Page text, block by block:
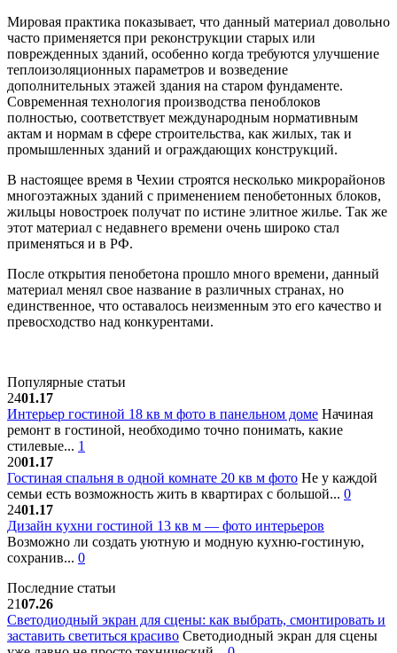
Мировая практика показывает, что данный материал довольно
часто применяется при реконструкции старых или
поврежденных зданий, особенно когда требуются улучшение
теплоизоляционных параметров и возведение
дополнительных этажей здания на старом фундаменте.
Современная технология производства пеноблоков
полностью, соответствует международным нормативным
актам и нормам в сфере строительства, как жилых, так и
промышленных зданий и ограждающих конструкций.
В настоящее время в Чехии строятся несколько микрорайонов
многоэтажных зданий с применением пенобетонных блоков,
жильцы новостроек получат по истине элитное жилье. Так же
этот материал с недавнего времени очень широко стал
применяться и в РФ.
После открытия пенобетона прошло много времени, данный
материал менял свое название в различных странах, но
единственное, что оставалось неизменным это его качество и
превосходство над конкурентами.
Популярные статьи
2401.17
Интерьер гостиной 18 кв м фото в панельном доме Начиная
ремонт в гостиной, необходимо точно понимать, какие
стилевые... 1
2001.17
Гостиная спальня в одной комнате 20 кв м фото Не у каждой
семьи есть возможность жить в квартирах с большой... 0
2401.17
Дизайн кухни гостиной 13 кв м — фото интерьеров
Возможно ли создать уютную и модную кухню-гостиную,
сохранив... 0
Последние статьи
2107.26
Светодиодный экран для сцены: как выбрать, смонтировать и
заставить светиться красиво Светодиодный экран для сцены